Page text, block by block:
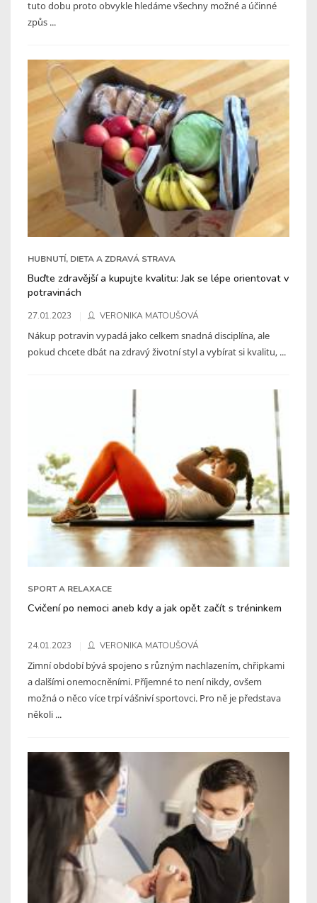
tuto dobu proto obvykle hledáme všechny možné a účinné
způs ...
HUBNUTÍ, DIETA A ZDRAVÁ STRAVA
Buďte zdravější a kupujte kvalitu: Jak se lépe orientovat v
potravinách
27.01.2023 VERONIKA MATOUŠOVÁ
Nákup potravin vypadá jako celkem snadná disciplína, ale
pokud chcete dbát na zdravý životní styl a vybírat si kvalitu, ...
SPORT A RELAXACE
Cvičení po nemoci aneb kdy a jak opět začít s tréninkem
24.01.2023 VERONIKA MATOUŠOVÁ
Zimní období bývá spojeno s různým nachlazením, chřipkami
a dalšími onemocněními. Příjemné to není nikdy, ovšem
možná o něco více trpí vášniví sportovci. Pro ně je představa
několi ...